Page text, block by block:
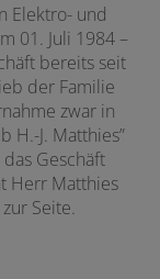
Elektro- und
01. Juli 1984 –
bereits seit
der Familie
zwar in
H.-J. Matthies”
Geschäft
Herr Matthies
Seite.